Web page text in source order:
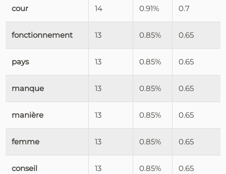
cour 14 0.91% 0.7
fonctionnement 13 0.85% 0.65
pays 13 0.85% 0.65
manque 13 0.85% 0.65
manière 13 0.85% 0.65
femme 13 0.85% 0.65
conseil 13 0.85% 0.65